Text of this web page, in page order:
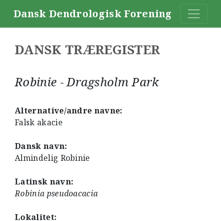
Dansk Dendrologisk Forening
DANSK TRÆREGISTER
Robinie - Dragsholm Park
Alternative/andre navne:
Falsk akacie
Dansk navn:
Almindelig Robinie
Latinsk navn:
Robinia pseudoacacia
Lokalitet: